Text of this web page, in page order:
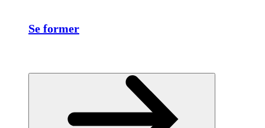
Se former